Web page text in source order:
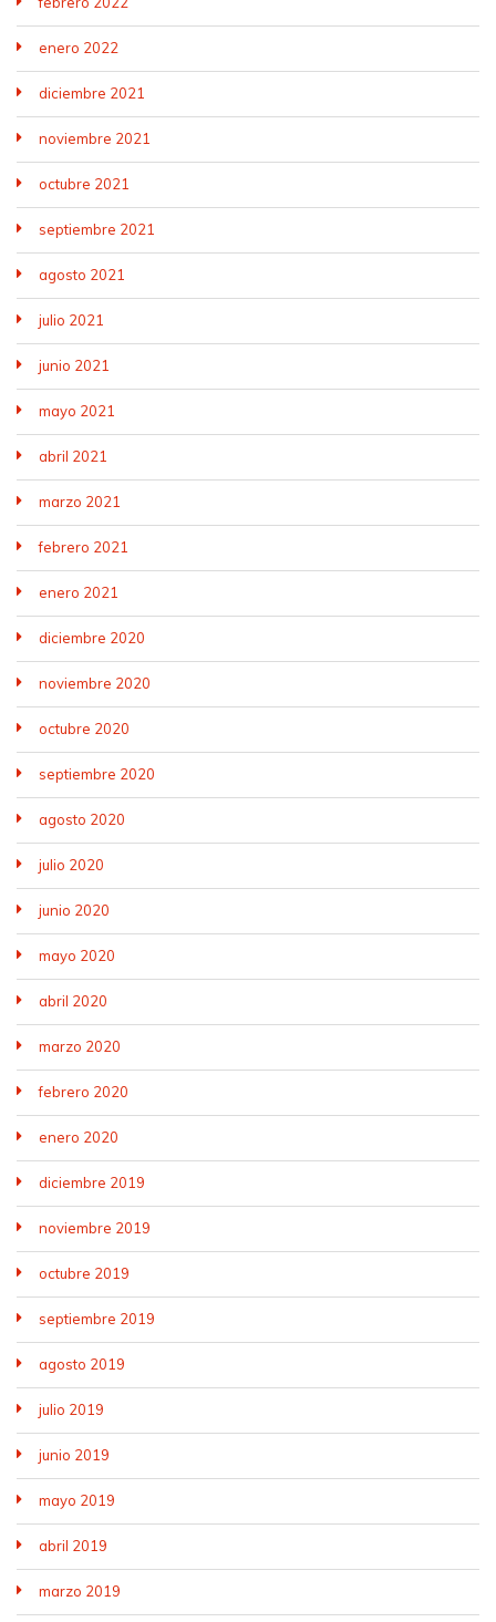
enero 2022
diciembre 2021
noviembre 2021
octubre 2021
septiembre 2021
agosto 2021
julio 2021
junio 2021
mayo 2021
abril 2021
marzo 2021
febrero 2021
enero 2021
diciembre 2020
noviembre 2020
octubre 2020
septiembre 2020
agosto 2020
julio 2020
junio 2020
mayo 2020
abril 2020
marzo 2020
febrero 2020
enero 2020
diciembre 2019
noviembre 2019
octubre 2019
septiembre 2019
agosto 2019
julio 2019
junio 2019
mayo 2019
abril 2019
marzo 2019